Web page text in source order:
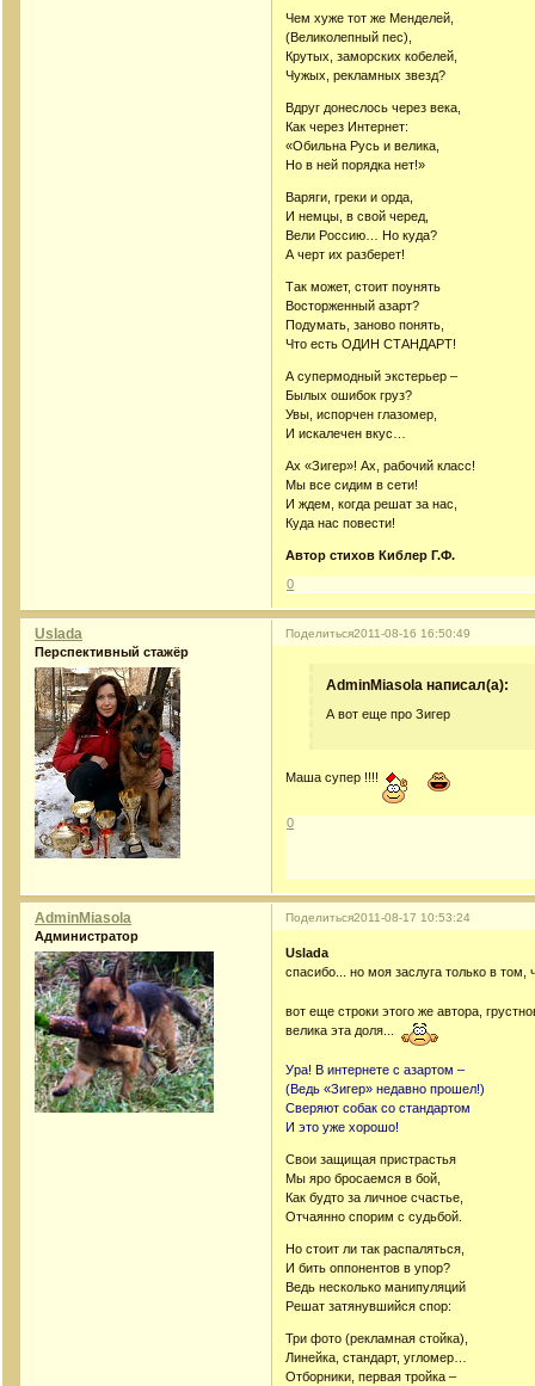
Чем хуже тот же Менделей,
(Великолепный пес),
Крутых, заморских кобелей,
Чужых, рекламных звезд?
Вдруг донеслось через века,
Как через Интернет:
«Обильна Русь и велика,
Но в ней порядка нет!»
Варяги, греки и орда,
И немцы, в свой черед,
Вели Россию… Но куда?
А черт их разберет!
Так может, стоит поунять
Восторженный азарт?
Подумать, заново понять,
Что есть ОДИН СТАНДАРТ!
А супермодный экстерьер –
Былых ошибок груз?
Увы, испорчен глазомер,
И искалечен вкус…
Ах «Зигер»! Ах, рабочий класс!
Мы все сидим в сети!
И ждем, когда решат за нас,
Куда нас повести!
Автор стихов Киблер Г.Ф.
0
Поделиться2011-08-16 16:50:49
Uslada
Перспективный стажёр
AdminMiasola написал(а):
А вот еще про Зигер
Маша супер !!!!
0
Поделиться2011-08-17 10:53:24
AdminMiasola
Администратор
Uslada
спасибо... но моя заслуга только в том,
вот еще строки этого же автора,
велика эта доля...
Ура! В интернете с азартом –
(Ведь «Зигер» недавно прошел!)
Сверяют собак со стандартом
И это уже хорошо!
Свои защищая пристрастья
Мы яро бросаемся в бой,
Как будто за личное счастье,
Отчаянно спорим с судьбой.
Но стоит ли так распаляться,
И бить оппонентов в упор?
Ведь несколько манипуляций
Решат затянувшийся спор:
Три фото (рекламная стойка),
Линейка, стандарт, угломер…
Отборники, первая тройка –